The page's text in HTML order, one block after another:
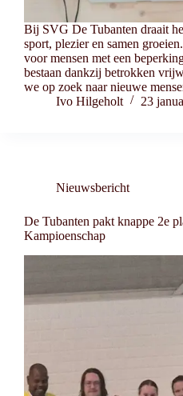
Bij SVG De Tubanten draait
sport, plezier en samen
voor mensen met een
bestaan dankzij betrokken
we op zoek naar nieuwe
Ivo Hilgeholt
23
Nieuwsbericht
De Tubanten pakt knappe 2e
Kampioenschap